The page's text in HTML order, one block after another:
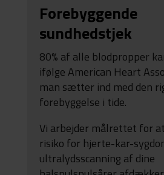
Forebyggende
sundhedstjek
80% af alle blodpropper
ifølge American Heart
man sætter ind med den
forebyggelse i tide.
Vi arbejder målrettet for
risiko for hjerte-kar-
ultralydsscanning af dine